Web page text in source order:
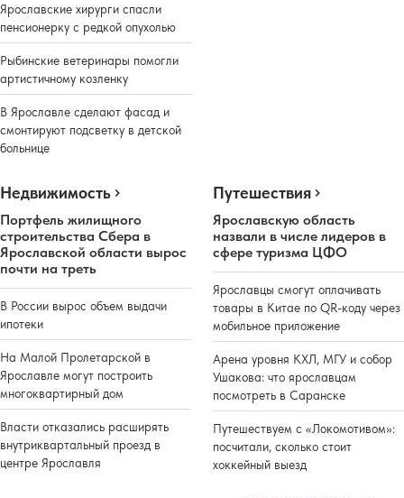
Ярославские хирурги спасли
пенсионерку с редкой опухолью
Рыбинские ветеринары помогли
артистичному козленку
В Ярославле сделают фасад и
смонтируют подсветку в детской
больнице
Недвижимость
Портфель жилищного
строительства Сбера в
Ярославской области вырос
почти на треть
В России вырос объем выдачи
ипотеки
На Малой Пролетарской в
Ярославле могут построить
многоквартирный дом
Власти отказались расширять
внутриквартальный проезд в
центре Ярославля
Путешествия
Ярославскую область
назвали в числе лидеров в
сфере туризма ЦФО
Ярославцы смогут оплачивать
товары в Китае по QR-коду через
мобильное приложение
Арена уровня КХЛ, МГУ и собор
Ушакова: что ярославцам
посмотреть в Саранске
Путешествуем с «Локомотивом»:
посчитали, сколько стоит
хоккейный выезд